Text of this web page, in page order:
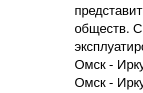
обществ.
Омск -
Омск -